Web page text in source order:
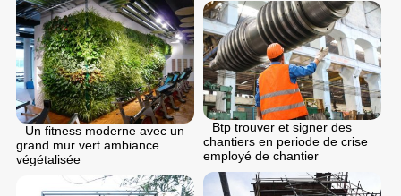
Un fitness moderne avec un
grand mur vert ambiance
végétalisée
Btp trouver et signer des
chantiers en periode de crise
employé de chantier